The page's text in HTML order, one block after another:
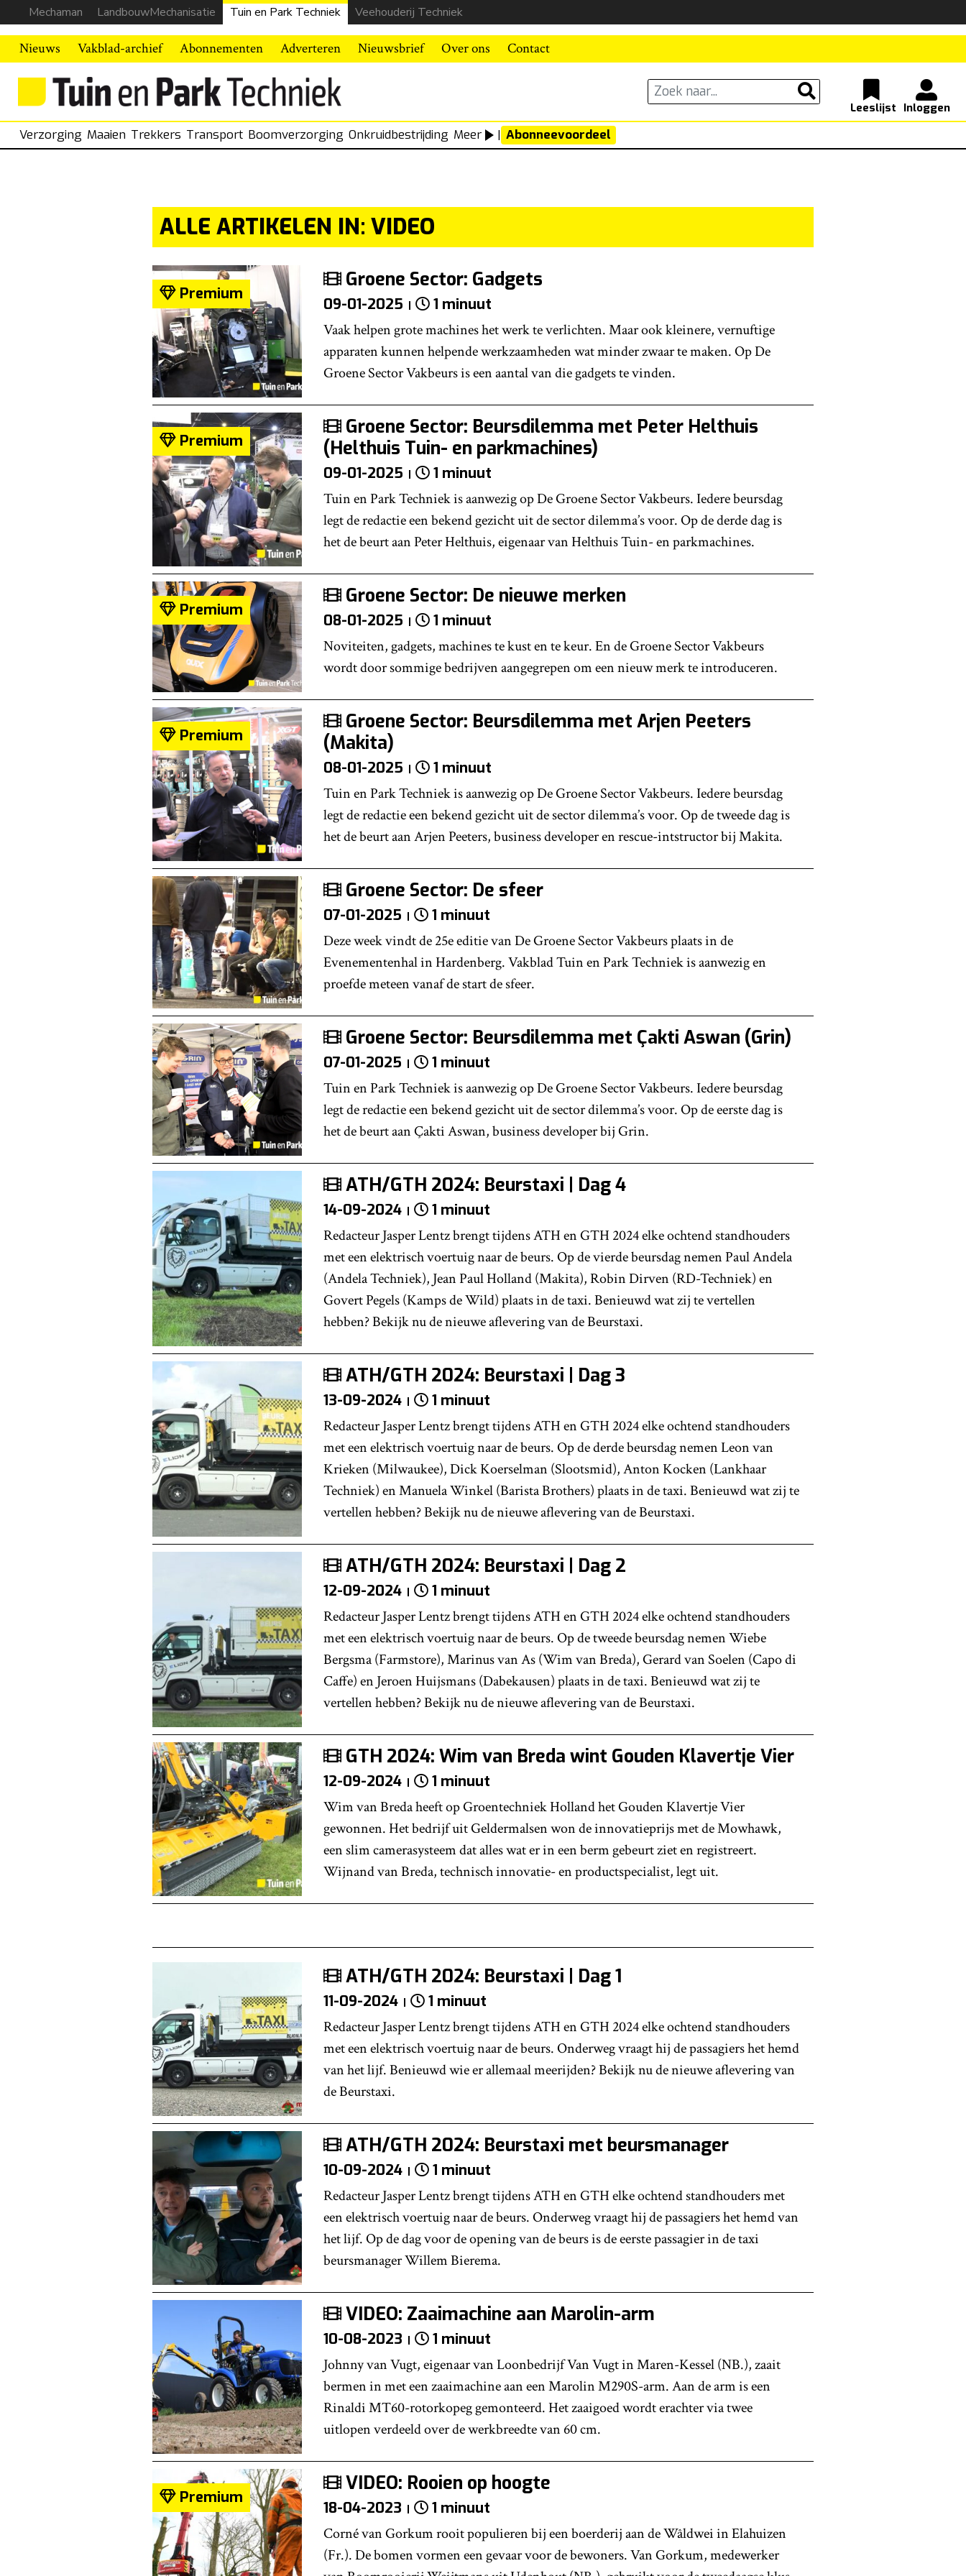
Mechaman LandbouwMechanisatie Tuin en Park Techniek Veehouderij Techniek
Nieuws Vakblad-archief Abonnementen Adverteren Nieuwsbrief Over ons Contact
Verzorging Maaien Trekkers Transport Boomverzorging Onkruidbestrijding Meer | Abonneevoordeel
ALLE ARTIKELEN IN: VIDEO
Premium
Groene Sector: Gadgets
09-01-2025 1 minuut
Vaak helpen grote machines het werk te verlichten. Maar ook kleinere, vernuftige
apparaten kunnen helpende werkzaamheden wat minder zwaar te maken. Op De
Groene Sector Vakbeurs is een aantal van die gadgets te vinden.
Premium
Groene Sector: Beursdilemma met Peter Helthuis
(Helthuis Tuin- en parkmachines)
09-01-2025 1 minuut
Tuin en Park Techniek is aanwezig op De Groene Sector Vakbeurs. Iedere beursdag
legt de redactie een bekend gezicht uit de sector dilemma’s voor. Op de derde dag is
het de beurt aan Peter Helthuis, eigenaar van Helthuis Tuin- en parkmachines.
Premium
Groene Sector: De nieuwe merken
08-01-2025 1 minuut
Noviteiten, gadgets, machines te kust en te keur. En de Groene Sector Vakbeurs
wordt door sommige bedrijven aangegrepen om een nieuw merk te introduceren.
Premium
Groene Sector: Beursdilemma met Arjen Peeters
(Makita)
08-01-2025 1 minuut
Tuin en Park Techniek is aanwezig op De Groene Sector Vakbeurs. Iedere beursdag
legt de redactie een bekend gezicht uit de sector dilemma’s voor. Op de tweede dag is
het de beurt aan Arjen Peeters, business developer en rescue-intstructor bij Makita.
Groene Sector: De sfeer
07-01-2025 1 minuut
Deze week vindt de 25e editie van De Groene Sector Vakbeurs plaats in de
Evenementenhal in Hardenberg. Vakblad Tuin en Park Techniek is aanwezig en
proefde meteen vanaf de start de sfeer.
Groene Sector: Beursdilemma met Çakti Aswan (Grin)
07-01-2025 1 minuut
Tuin en Park Techniek is aanwezig op De Groene Sector Vakbeurs. Iedere beursdag
legt de redactie een bekend gezicht uit de sector dilemma’s voor. Op de eerste dag is
het de beurt aan Çakti Aswan, business developer bij Grin.
ATH/GTH 2024: Beurstaxi | Dag 4
14-09-2024 1 minuut
Redacteur Jasper Lentz brengt tijdens ATH en GTH 2024 elke ochtend standhouders
met een elektrisch voertuig naar de beurs. Op de vierde beursdag nemen Paul Andela
(Andela Techniek), Jean Paul Holland (Makita), Robin Dirven (RD-Techniek) en
Govert Pegels (Kamps de Wild) plaats in de taxi. Benieuwd wat zij te vertellen
hebben? Bekijk nu de nieuwe aflevering van de Beurstaxi.
ATH/GTH 2024: Beurstaxi | Dag 3
13-09-2024 1 minuut
Redacteur Jasper Lentz brengt tijdens ATH en GTH 2024 elke ochtend standhouders
met een elektrisch voertuig naar de beurs. Op de derde beursdag nemen Leon van
Krieken (Milwaukee), Dick Koerselman (Slootsmid), Anton Kocken (Lankhaar
Techniek) en Manuela Winkel (Barista Brothers) plaats in de taxi. Benieuwd wat zij te
vertellen hebben? Bekijk nu de nieuwe aflevering van de Beurstaxi.
ATH/GTH 2024: Beurstaxi | Dag 2
12-09-2024 1 minuut
Redacteur Jasper Lentz brengt tijdens ATH en GTH 2024 elke ochtend standhouders
met een elektrisch voertuig naar de beurs. Op de tweede beursdag nemen Wiebe
Bergsma (Farmstore), Marinus van As (Wim van Breda), Gerard van Soelen (Capo di
Caffe) en Jeroen Huijsmans (Dabekausen) plaats in de taxi. Benieuwd wat zij te
vertellen hebben? Bekijk nu de nieuwe aflevering van de Beurstaxi.
GTH 2024: Wim van Breda wint Gouden Klavertje Vier
12-09-2024 1 minuut
Wim van Breda heeft op Groentechniek Holland het Gouden Klavertje Vier
gewonnen. Het bedrijf uit Geldermalsen won de innovatieprijs met de Mowhawk,
een slim camerasysteem dat alles wat er in een berm gebeurt ziet en registreert.
Wijnand van Breda, technisch innovatie- en productspecialist, legt uit.
ATH/GTH 2024: Beurstaxi | Dag 1
11-09-2024 1 minuut
Redacteur Jasper Lentz brengt tijdens ATH en GTH 2024 elke ochtend standhouders
met een elektrisch voertuig naar de beurs. Onderweg vraagt hij de passagiers het hemd
van het lijf. Benieuwd wie er allemaal meerijden? Bekijk nu de nieuwe aflevering van
de Beurstaxi.
ATH/GTH 2024: Beurstaxi met beursmanager
10-09-2024 1 minuut
Redacteur Jasper Lentz brengt tijdens ATH en GTH elke ochtend standhouders met
een elektrisch voertuig naar de beurs. Onderweg vraagt hij de passagiers het hemd van
het lijf. Op de dag voor de opening van de beurs is de eerste passagier in de taxi
beursmanager Willem Bierema.
VIDEO: Zaaimachine aan Marolin-arm
10-08-2023 1 minuut
Johnny van Vugt, eigenaar van Loonbedrijf Van Vugt in Maren-Kessel (NB.), zaait
bermen in met een zaaimachine aan een Marolin M290S-arm. Aan de arm is een
Rinaldi MT60-rotorkopeg gemonteerd. Het zaaigoed wordt erachter via twee
uitlopen verdeeld over de werkbreedte van 60 cm.
Premium
VIDEO: Rooien op hoogte
18-04-2023 1 minuut
Corné van Gorkum rooit populieren bij een boerderij aan de Wâldwei in Elahuizen
(Fr.). De bomen vormen een gevaar voor de bewoners. Van Gorkum, medewerker